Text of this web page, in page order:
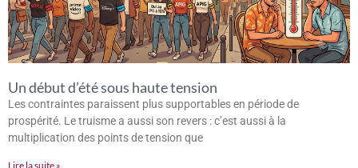
Un début d’été sous haute tension
Les contraintes paraissent plus supportables en période de
prospérité. Le truisme a aussi son revers : c’est aussi à la
multiplication des points de tension que
Lire la suite »